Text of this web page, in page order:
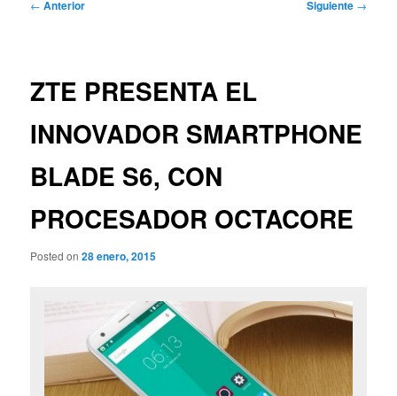
← Anterior Siguiente →
ZTE PRESENTA EL
INNOVADOR SMARTPHONE
BLADE S6, CON
PROCESADOR OCTACORE
Posted on28 enero, 2015